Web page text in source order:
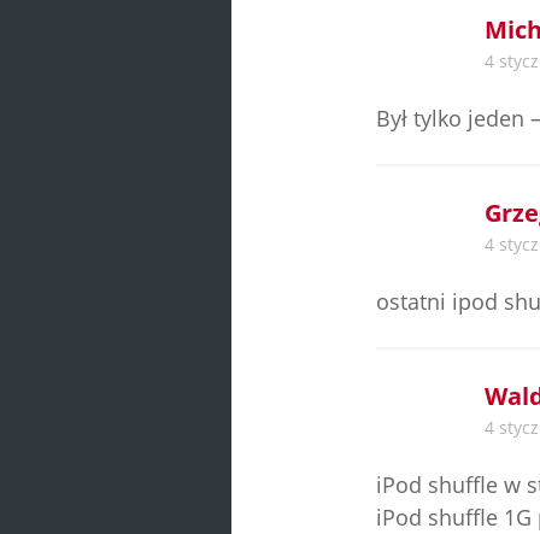
4
Był tylko jeden
4
ostatni ipod
4
iPod shuffle w
iPod shuffle